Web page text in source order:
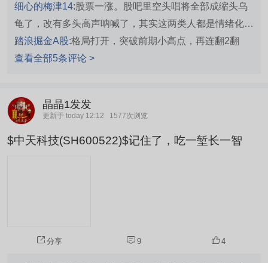
细心的梅津14: 股票一涨。股吧里空头唱将全部成缩头乌
龟了，改有多头高声呐喊了，其实这两类人都是情绪化股
民的代表，跌的时候叫25，20，18，10元都有，甚至有
极端的叫到8元，涨的时候同样如此，中天股价尚未突破
有贪得无厌的贪心。
踏浪掘金A股:格局打开，突破前期小高点，再连翻2翻
查看全部5条评论 >
晶晶1发发
更新于 today 12:12 1577次浏览
$中天科技(SH600522)$记住了，吃一堑长一智
分享 9 4